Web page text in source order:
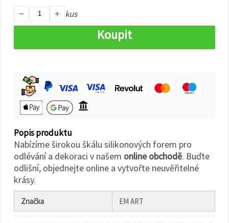
uvést své
preference v
Nastavení
výběrem
"Uložit"
Přijmout
vše
Nastavení
kus
Koupit
Popis produktu
Nabízíme širokou škálu silikonových forem pro
odlévání a dekoraci v našem online obchodě. Buďte
odlišní, objednejte online a vytvořte neuvěřitelné
krásy.
Značka EM ART